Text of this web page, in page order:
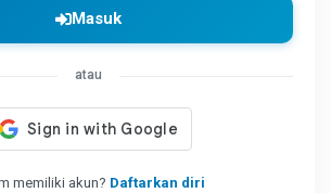
Masuk
atau
memiliki akun? Daftarkan diri